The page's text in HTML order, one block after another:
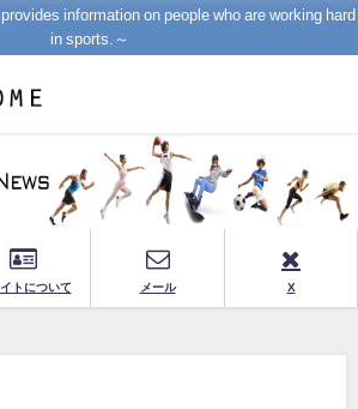
information on people who are working hard
in sports.～
トについて メール X